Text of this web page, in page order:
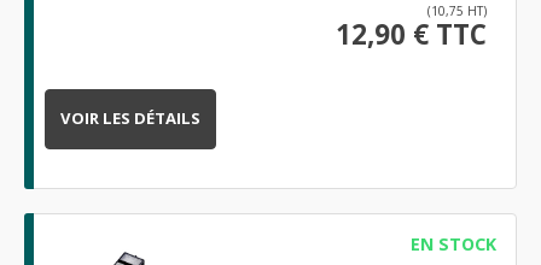
(10,75 HT)
12,90 € TTC
VOIR LES DÉTAILS
EN STOCK